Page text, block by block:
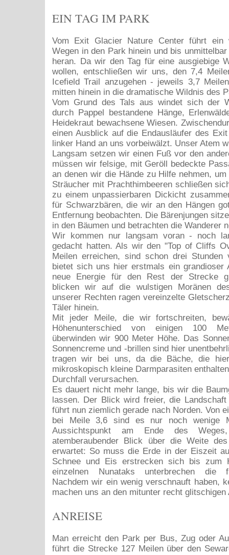
EIN TAG IM PARK
Vom Exit Glacier Nature Center führt ein
Wegen in den Park hinein und bis
heran. Da wir den Tag für eine ausgiebige
wollen, entschließen wir uns, den 7,4
Icefield Trail anzugehen - jeweils 3,7
mitten hinein in die dramatische Wildnis des
Vom Grund des Tals aus windet sich der
durch Pappel bestandene Hänge,
Heidekraut bewachsene Wiesen.
einen Ausblick auf die Endausläufer des
linker Hand an uns vorbeiwälzt. Unser Atem
Langsam setzen wir einen Fuß vor den
müssen wir felsige, mit Geröll bedeckte
an denen wir die Hände zu Hilfe nehmen,
Sträucher mit Prachthimbeeren schließen
zu einem unpassierbaren Dickicht
für Schwarzbären, die wir an den Hängen
Entfernung beobachten. Die Bärenjungen
in den Bäumen und betrachten die Wanderer
Wir kommen nur langsam voran - noch
gedacht hatten. Als wir den "Top of Cliffs
Meilen erreichen, sind schon drei Stunden
bietet sich uns hier erstmals ein grandioser
neue Energie für den Rest der Strecke
blicken wir auf die wulstigen Moränen
unserer Rechten ragen vereinzelte
Täler hinein.
Mit jeder Meile, die wir fortschreiten,
Höhenunterschied von einigen 100
überwinden wir 900 Meter Höhe. Das
Sonnencreme und -brillen sind hier
tragen wir bei uns, da die Bäche, die
mikroskopisch kleine Darmparasiten
Durchfall verursachen.
Es dauert nicht mehr lange, bis wir die
lassen. Der Blick wird freier, die
führt nun ziemlich gerade nach Norden. Von
bei Meile 3,6 sind es nur noch wenige
Aussichtspunkt am Ende des
atemberaubender Blick über die Weite
erwartet: So muss die Erde in der Eiszeit
Schnee und Eis erstrecken sich bis zum
einzelnen Nunataks unterbrechen die
Nachdem wir ein wenig verschnauft haben,
machen uns an den mitunter recht glitschigen
ANREISE
Man erreicht den Park per Bus, Zug oder
führt die Strecke 127 Meilen über den